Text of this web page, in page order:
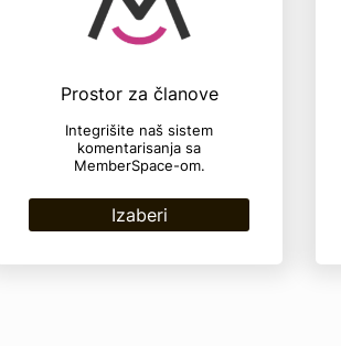
Prostor za članove
Integrišite naš sistem
komentarisanja sa
MemberSpace-om.
Izaberi